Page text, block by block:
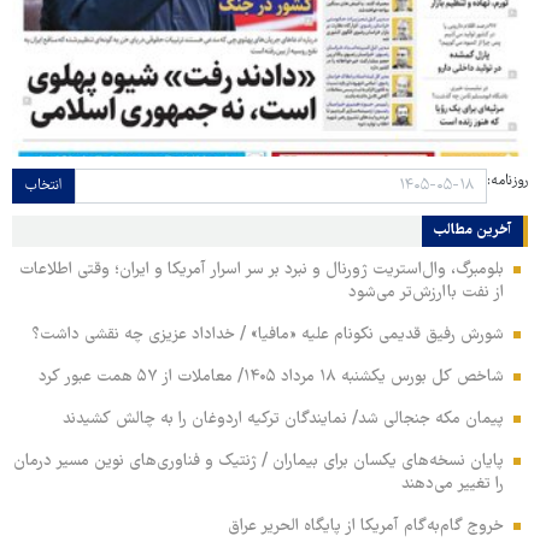
روزنامه: انتخاب
آخرین مطالب
بلومبرگ، وال‌استریت ژورنال و نبرد بر سر اسرار آمریکا و ایران؛ وقتی اطلاعات
از نفت باارزش‌تر می‌شود
شورش رفیق قدیمی نکونام علیه «مافیا» / خداداد عزیزی چه نقشی داشت؟
شاخص کل بورس یکشنبه ۱۸ مرداد ۱۴۰۵/ معاملات از ۵۷ همت عبور کرد
پیمان مکه جنجالی شد/ نمایندگان ترکیه اردوغان را به چالش کشیدند
پایان نسخه‌های یکسان برای بیماران / ژنتیک و فناوری‌های نوین مسیر درمان
را تغییر می‌دهند
خروج گام‌به‌گام آمریکا از پایگاه الحریر عراق